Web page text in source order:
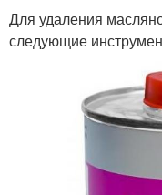
Для удаления
следующие